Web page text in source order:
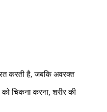
करती है, जबकि अवरक्त
चिकना करना, शरीर की